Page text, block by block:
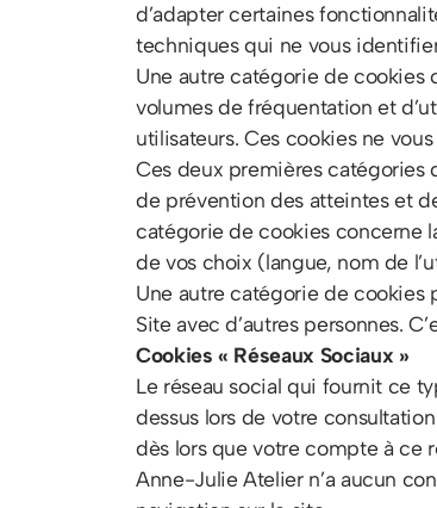
d’adapter certaines
techniques qui ne vous
Une autre catégorie de cookies
volumes de fréquentation et
utilisateurs. Ces cookies ne
Ces deux premières catégories
de prévention des atteintes et
catégorie de cookies concerne
de vos choix (langue, nom de
Une autre catégorie de cookies
Site avec d’autres personnes.
Cookies « Réseaux Sociaux »
Le réseau social qui fournit ce
dessus lors de votre
dès lors que votre compte à ce
Anne-Julie Atelier n’a aucun